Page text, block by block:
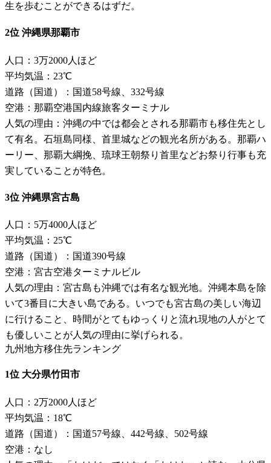
生を歩むことができるはずだ。
2位 沖縄県那覇市
人口：3万2000人ほど
平均気温：23℃
道路（国道）：国道58号線、332号線
空港：那覇空港国内線旅客ターミナル
人気の理由：沖縄の中では都会とされる那覇市も移住先とし
て有名。石垣島同様、首里城などの観光名所がある。那覇ハ
ーリー、那覇大綱挽、琉球王朝祭り首里などお祭り行事も充
実していることが特色。
3位 沖縄県宮古島
人口：5万4000人ほど
平均気温：25℃
道路（国道）：国道390号線
空港：宮古空港ターミナルビル
人気の理由：宮古島も沖縄では有名な観光地。沖縄本島を除
いて3番目に大きい島である。いつでも宮古島の美しい海辺
に行けること、時間がとてもゆっくりと流れ現地の人がとて
も優しいことが人気の理由に挙げられる。
九州地方移住先ランキング
1位 大分県竹田市
人口：2万2000人ほど
平均気温：18℃
道路（国道）：国道57号線、442号線、502号線
空港：なし